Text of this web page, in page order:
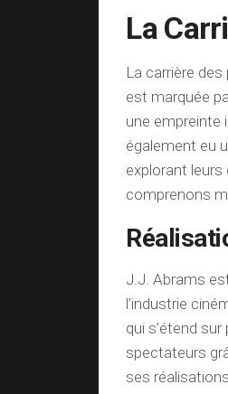
La
La carrière
est marquée
une empreinte
également eu
explorant
comprenons
J.J. Abrams
l’industrie
qui s’étend
spectateurs
ses